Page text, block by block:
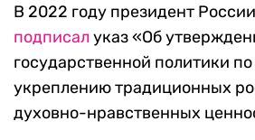
В 2022 году президент
подписал указ «Об
государственной политики
укреплению традиционных
духовно-нравственных